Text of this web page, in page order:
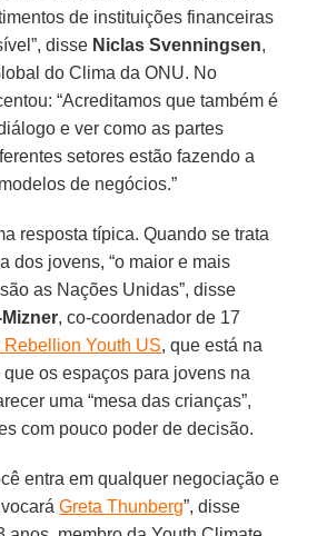
de instituições financeiras
disse Niclas Svenningsen,
do Clima da ONU. No
“Acreditamos que também é
e ver como as partes
setores estão fazendo a
de negócios.”
resposta típica. Quando se trata
dos jovens, “o maior e mais
as Nações Unidas”, disse
, co-coordenador de 17
Rebellion Youth US, que está na
que os espaços para jovens na
uma “mesa das crianças”,
com pouco poder de decisão.
entra em qualquer negociação e
Greta Thunberg”, disse